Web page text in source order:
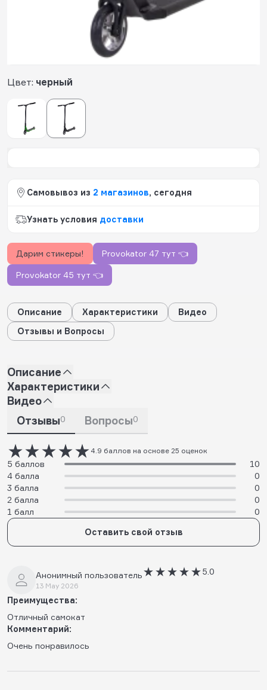
Цвет: черный
0.0
будет начислено за покупку
Самовывоз из 2 магазинов, сегодня
Узнать условия доставки
Дарим стикеры! Provokator 47 тут 👈
Provokator 45 тут 👈
Описание Характеристики
Видео
Отзывы и Вопросы
Описание
Характеристики
Видео
Отзывы0 Вопросы0
4.9 баллов на основе 25 оценок
5 баллов
10
4 балла
0
3 балла
0
2 балла
0
1 балл
0
Оставить свой отзыв
Анонимный пользователь
13 May 2026
5.0
Преимущества:
Отличный самокат
Комментарий:
Очень понравилось